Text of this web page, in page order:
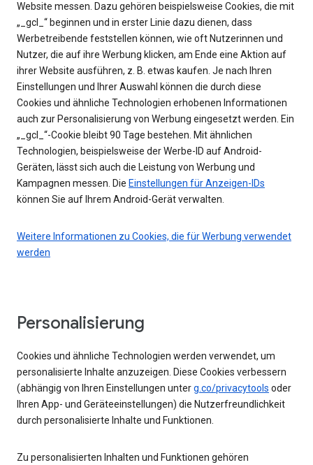
Website messen. Dazu gehören beispielsweise Cookies, die mit
„_gcl_“ beginnen und in erster Linie dazu dienen, dass
Werbetreibende feststellen können, wie oft Nutzerinnen und
Nutzer, die auf ihre Werbung klicken, am Ende eine Aktion auf
ihrer Website ausführen, z. B. etwas kaufen. Je nach Ihren
Einstellungen und Ihrer Auswahl können die durch diese
Cookies und ähnliche Technologien erhobenen Informationen
auch zur Personalisierung von Werbung eingesetzt werden. Ein
„_gcl_“-Cookie bleibt 90 Tage bestehen. Mit ähnlichen
Technologien, beispielsweise der Werbe-ID auf Android-
Geräten, lässt sich auch die Leistung von Werbung und
Kampagnen messen. Die Einstellungen für Anzeigen-IDs
können Sie auf Ihrem Android-Gerät verwalten.
Weitere Informationen zu Cookies, die für Werbung verwendet
werden
Personalisierung
Cookies und ähnliche Technologien werden verwendet, um
personalisierte Inhalte anzuzeigen. Diese Cookies verbessern
(abhängig von Ihren Einstellungen unterg.co/privacytools oder
Ihren App- und Geräteeinstellungen) die Nutzerfreundlichkeit
durch personalisierte Inhalte und Funktionen.
Zu personalisierten Inhalten und Funktionen gehören